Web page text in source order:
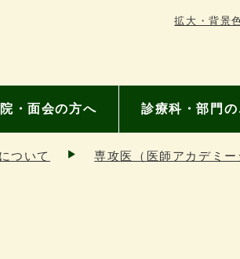
拡大・背景
・面会の方へ 診療科・部門の
ついて 専攻医（医師アカデミ